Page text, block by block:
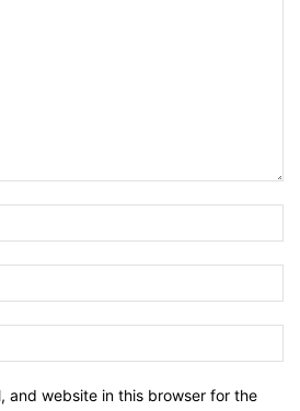
and website in this browser for the